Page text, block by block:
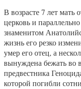
В возрасте 7 лет мать
церковь и
знаменитом
жизнь его резко
умер его отец, а
вынуждена бежать
предвестника
которой погибли